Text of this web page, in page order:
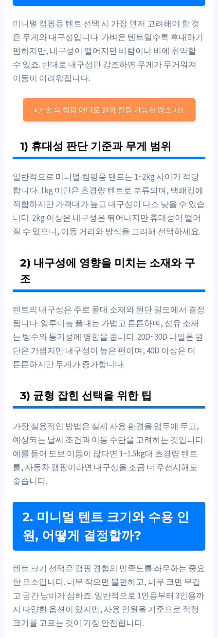
미니멀 캠핑용 텐트 선택 시 가장 먼저 고려해야 할 것
은 무게와 내구성입니다. 가벼운 텐트일수록 휴대하기
편하지만, 내구성이 떨어지면 바람이나 비에 취약할
수 있죠. 반대로 내구성만 강조하면 무게가 무거워져
이동이 어려워집니다.
👉 숲 속 캠핑 어디로 갈까 힐링 가능한 명소 5선
1) 휴대성 판단 기준과 무게 범위
일반적으로 미니멀 캠핑용 텐트는 1~2kg 사이가 적당
합니다. 1kg 미만은 초경량 텐트로 분류되며, 백패킹에
적합하지만 가격대가 높고 내구성이 다소 낮을 수 있습
니다. 2kg 이상은 내구성은 뛰어나지만 휴대성이 떨어
질 수 있으니, 이동 거리와 방식을 고려해 선택하세요.
2) 내구성에 영향을 미치는 소재와 구
조
텐트의 내구성은 주로 폴대 소재와 원단 밀도에서 결정
됩니다. 알루미늄 폴대는 가볍고 튼튼하며, 섬유 소재
는 방수와 통기성에 영향을 줍니다. 20D~30D 나일론 원
단은 가볍지만 내구성이 높은 편이며, 40D 이상은 더
튼튼하지만 무게가 증가합니다.
3) 균형 잡힌 선택을 위한 팁
가장 실용적인 방법은 실제 사용 환경을 염두에 두고,
예상되는 날씨 조건과 이동 수단을 고려하는 것입니다.
예를 들어 도보 이동이 많다면 1~1.5kg대 초경량 텐트
를, 자동차 캠핑이라면 내구성을 조금 더 우선시해도
좋습니다.
2. 미니멀 텐트 크기와 수용 인
원, 어떻게 결정할까?
텐트 크기 선택은 캠핑 경험의 만족도를 좌우하는 중요
한 요소입니다. 너무 작으면 불편하고, 너무 크면 무겁
고 공간 낭비가 심하죠. 일반적으로 1인용부터 3인용까
지 다양한 옵션이 있지만, 사용 인원을 기준으로 적정
크기를 고르는 것이 가장 안전합니다.